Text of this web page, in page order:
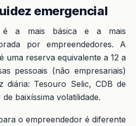
emergencial
é a mais básica e a mais
por empreendedores. A
uma reserva equivalente a 12 a
pessoais (não empresariais)
diária: Tesouro Selic, CDB de
baixíssima volatilidade.
o empreendedor é diferente